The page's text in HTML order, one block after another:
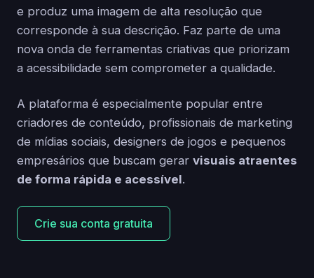
e produz uma imagem de alta resolução que
corresponde à sua descrição. Faz parte de uma
nova onda de ferramentas criativas que priorizam
a acessibilidade sem comprometer a qualidade.
A plataforma é especialmente popular entre
criadores de conteúdo, profissionais de marketing
de mídias sociais, designers de jogos e pequenos
empresários que buscam gerar visuais atraentes
de forma rápida e acessível.
Crie sua conta gratuita